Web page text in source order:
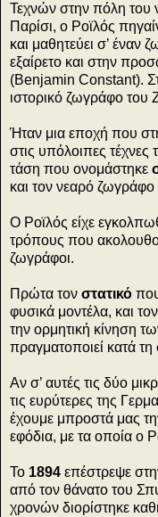
Τεχνών στην πόλη του
Παρίσι, ο Ροϊλός
και μαθητεύει σ’ έναν
εξαίρετο και στην
(Benjamin Constant).
ιστορικό ζωγράφο
Ήταν μια εποχή που
στις υπόλοιπες
τάση που ονομάστηκε
και τον νεαρό ζωγράφο
Ο Ροϊλός είχε
τρόπους που
ζωγράφοι.
Πρώτα τον στατικό
φυσικά μοντέλα, και
την ορμητική κίνηση
πραγματοποιεί κατά τη
Αν σ’ αυτές τις δύο
τις ευρύτερες της
έχουμε μπροστά μας
εφόδια, με τα οποία ο
Το 1894 επέστρεψε
από τον θάνατο του
χρονών διορίστηκε